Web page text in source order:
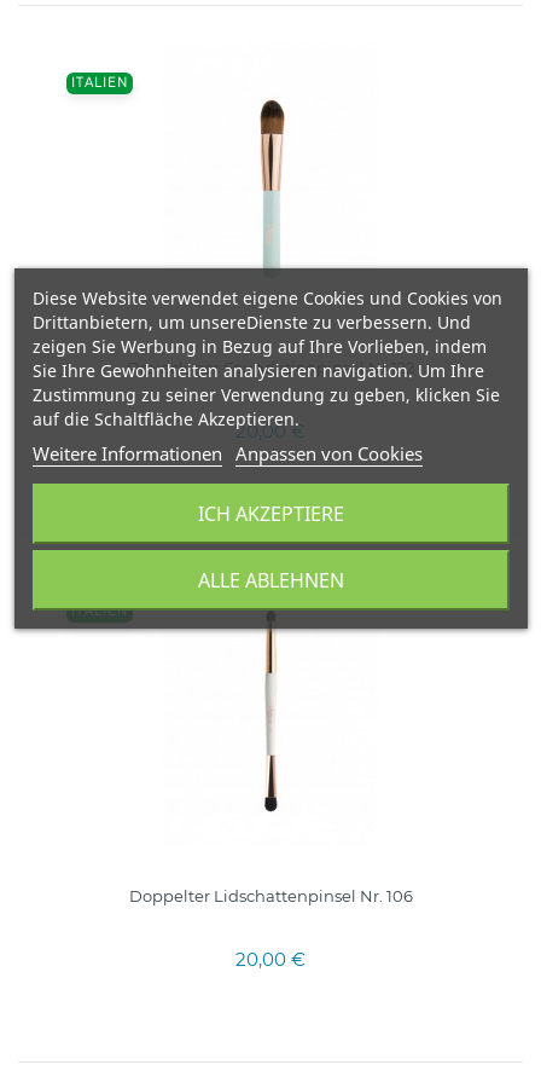
ITALIEN
Dreieckiger Foundationpinsel Nr.122
20,00 €
ITALIEN
Doppelter Lidschattenpinsel Nr. 106
20,00 €
Diese Website verwendet eigene Cookies und Cookies von
Drittanbietern, um unsereDienste zu verbessern. Und
zeigen Sie Werbung in Bezug auf Ihre Vorlieben, indem
Sie Ihre Gewohnheiten analysieren navigation. Um Ihre
Zustimmung zu seiner Verwendung zu geben, klicken Sie
auf die Schaltfläche Akzeptieren.
Weitere Informationen Anpassen von Cookies
ALLE ABLEHNEN
ICH AKZEPTIERE